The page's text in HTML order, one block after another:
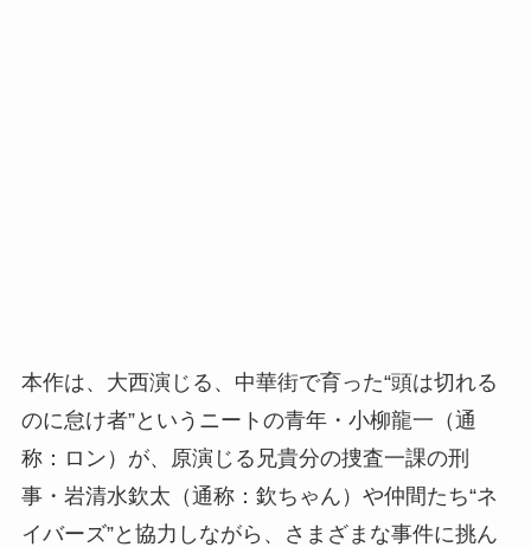
本作は、大西演じる、中華街で育った“頭は切れる
のに怠け者”というニートの青年・小柳龍一（通
称：ロン）が、原演じる兄貴分の捜査一課の刑
事・岩清水欽太（通称：欽ちゃん）や仲間たち“ネ
イバーズ”と協力しながら、さまざまな事件に挑ん